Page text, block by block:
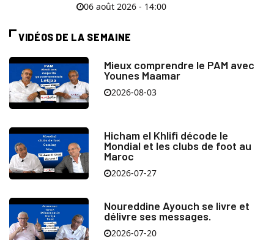
06 août 2026 - 14:00
VIDÉOS DE LA SEMAINE
Mieux comprendre le PAM avec
Younes Maamar
2026-08-03
Hicham el Khlifi décode le
Mondial et les clubs de foot au
Maroc
2026-07-27
Noureddine Ayouch se livre et
délivre ses messages.
2026-07-20